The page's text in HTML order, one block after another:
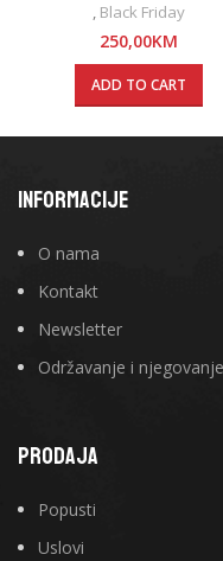
, Black Friday
250,00KM
ADD TO CART
INFORMACIJE
O nama
Kontakt
Newsletter
Održavanje i njegovanje
PRODAJA
Popusti
Uslovi